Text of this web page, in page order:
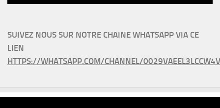
SUIVEZ NOUS SUR NOTRE CHAINE WHATSAPP VIA CE
LIEN
HTTPS://WHATSAPP.COM/CHANNEL/